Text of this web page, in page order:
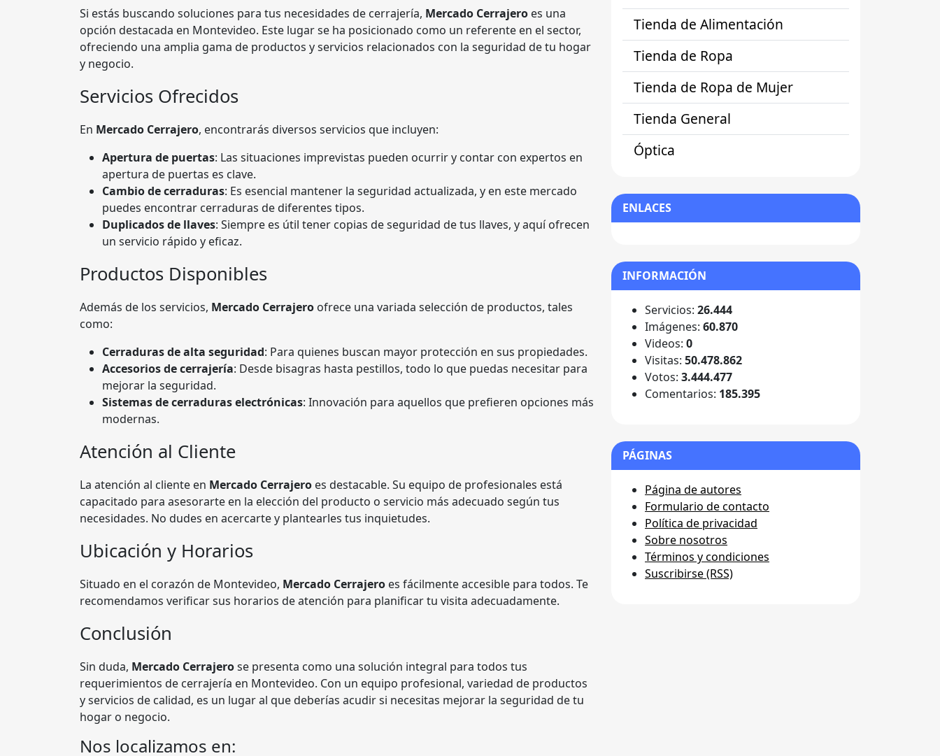
Si estás buscando soluciones para tus necesidades de cerrajería, Mercado Cerrajero es una
opción destacada en Montevideo. Este lugar se ha posicionado como un referente en el sector,
ofreciendo una amplia gama de productos y servicios relacionados con la seguridad de tu hogar
y negocio.
Servicios Ofrecidos
En Mercado Cerrajero, encontrarás diversos servicios que incluyen:
Apertura de puertas: Las situaciones imprevistas pueden ocurrir y contar con expertos en
apertura de puertas es clave.
Cambio de cerraduras: Es esencial mantener la seguridad actualizada, y en este mercado
puedes encontrar cerraduras de diferentes tipos.
Duplicados de llaves: Siempre es útil tener copias de seguridad de tus llaves, y aquí ofrecen
un servicio rápido y eficaz.
Productos Disponibles
Además de los servicios, Mercado Cerrajero ofrece una variada selección de productos, tales
como:
Cerraduras de alta seguridad: Para quienes buscan mayor protección en sus propiedades.
Accesorios de cerrajería: Desde bisagras hasta pestillos, todo lo que puedas necesitar para
mejorar la seguridad.
Sistemas de cerraduras electrónicas: Innovación para aquellos que prefieren opciones más
modernas.
Atención al Cliente
La atención al cliente en Mercado Cerrajero es destacable. Su equipo de profesionales está
capacitado para asesorarte en la elección del producto o servicio más adecuado según tus
necesidades. No dudes en acercarte y plantearles tus inquietudes.
Ubicación y Horarios
Situado en el corazón de Montevideo, Mercado Cerrajero es fácilmente accesible para todos. Te
recomendamos verificar sus horarios de atención para planificar tu visita adecuadamente.
Conclusión
Sin duda, Mercado Cerrajerose presenta como una solución integral para todos tus
requerimientos de cerrajería en Montevideo. Con un equipo profesional, variedad de productos
y servicios de calidad, es un lugar al que deberías acudir si necesitas mejorar la seguridad de tu
hogar o negocio.
Nos localizamos en:
Tienda de Alimentación
Tienda de Ropa
Tienda de Ropa de Mujer
Tienda General
Óptica
ENLACES
INFORMACIÓN
Servicios: 26.444
Imágenes: 60.870
Videos: 0
Visitas: 50.478.862
Votos: 3.444.477
Comentarios: 185.395
PÁGINAS
Página de autores
Formulario de contacto
Política de privacidad
Sobre nosotros
Términos y condiciones
Suscribirse (RSS)